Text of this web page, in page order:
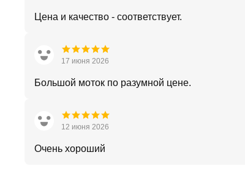
Цена и качество - соответствует.
17 июня 2026
Большой моток по разумной цене.
12 июня 2026
Очень хороший